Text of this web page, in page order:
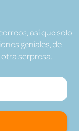
así que solo
geniales, de
sorpresa.